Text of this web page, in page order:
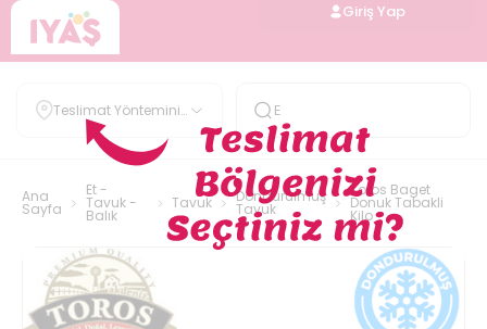
Giriş Yap
Teslimat Yöntemini
Belirle
Ana
Sayfa
Et -
Tavuk -
Balık
Tavuk Dondurulmuş
Tavuk
Toros Baget
Donuk Tabakli
Kilo